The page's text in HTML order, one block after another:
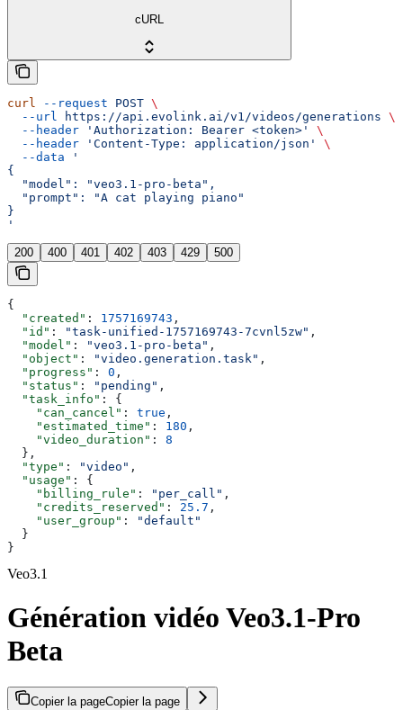
cURL
curl --request POST \
  --url
https://api.evolink.ai/v1/videos/generations \
  --header
'Authorization: Bearer <token>'
\
  --header
'Content-Type: application/json'
\
  --data
'
{
  "model": "veo3.1-pro-beta",
  "prompt": "A cat playing piano"
}
'
200 400 401 402 403 429 500
{
  "created"
: 1757169743 ,
  "id"
: "task-unified-1757169743-7cvnl5zw" ,
  "model"
: "veo3.1-pro-beta" ,
  "object"
: "video.generation.task" ,
  "progress"
: 0 ,
  "status"
: "pending" ,
  "task_info"
: {
    "can_cancel"
: true ,
    "estimated_time"
: 180 ,
    "video_duration"
: 8
  },
  "type"
: "video" ,
  "usage"
: {
    "billing_rule"
: "per_call" ,
    "credits_reserved"
: 25.7 ,
    "user_group"
:
"default"
  }
}
Veo3.1
Génération vidéo Veo3.1-Pro
Beta
Copier la pageCopier la page